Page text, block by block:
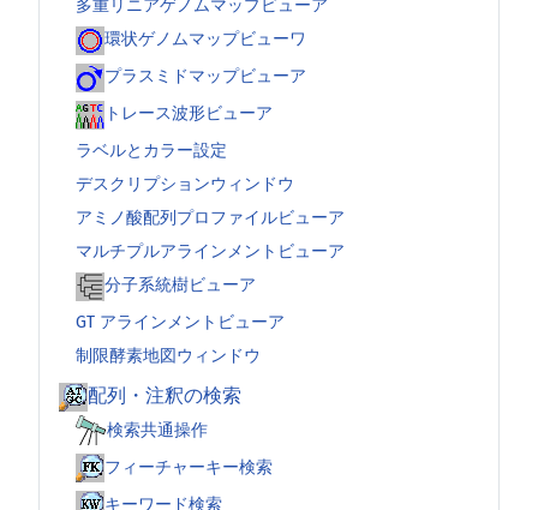
多重リニアゲノムマップビューア
環状ゲノムマップビューワ
プラスミドマップビューア
トレース波形ビューア
ラベルとカラー設定
デスクリプションウィンドウ
アミノ酸配列プロファイルビューア
マルチプルアラインメントビューア
分子系統樹ビューア
GT アラインメントビューア
制限酵素地図ウィンドウ
配列・注釈の検索
検索共通操作
フィーチャーキー検索
キーワード検索